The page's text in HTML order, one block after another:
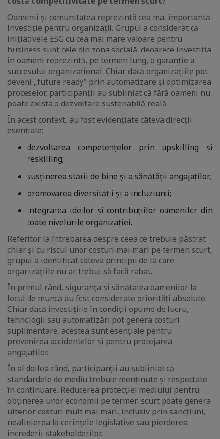
Oamenii și comunitatea reprezintă cea mai importantă
investiție pentru organizații. Grupul a considerat că
inițiativele ESG cu cea mai mare valoare pentru
business sunt cele din zona socială, deoarece investiția
în oameni reprezintă, pe termen lung, o garanție a
succesului organizațional. Chiar dacă organizațiile pot
deveni „future ready” prin automatizare și optimizarea
proceselor, participanții au subliniat că fără oameni nu
poate exista o dezvoltare sustenabilă reală.
În acest context, au fost evidențiate câteva direcții
esențiale:
dezvoltarea competențelor prin upskilling și
reskilling;
susținerea stării de bine și a sănătății angajaților;
promovarea diversității și a incluziunii;
integrarea ideilor și contribuțiilor oamenilor din
toate nivelurile organizației.
Referitor la întrebarea despre ceea ce trebuie păstrat
chiar și cu riscul unor costuri mai mari pe termen scurt,
grupul a identificat câteva principii de la care
organizațiile nu ar trebui să facă rabat.
În primul rând, siguranța și sănătatea oamenilor la
locul de muncă au fost considerate priorități absolute.
Chiar dacă investițiile în condiții optime de lucru,
tehnologii sau automatizări pot genera costuri
suplimentare, acestea sunt esențiale pentru
prevenirea accidentelor și pentru protejarea
angajaților.
În al doilea rând, participanții au subliniat că
standardele de mediu trebuie menținute și respectate
în continuare. Reducerea protecției mediului pentru
obținerea unor economii pe termen scurt poate genera
ulterior costuri mult mai mari, inclusiv prin sancțiuni,
nealinierea la cerințele legislative sau pierderea
încrederii stakeholderilor.